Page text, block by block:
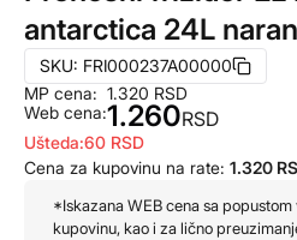
antarctica 24L
SKU: FRI000237A00000
MP cena:
Web cena:
1.320 RSD
1.260RSD
Ušteda:60 RSD
Cena za kupovinu na rate: 1.320
*Iskazana WEB cena sa popustom
kupovinu, kao i za lično